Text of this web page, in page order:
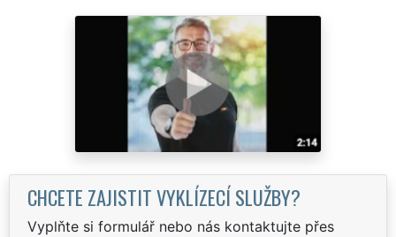
CHCETE ZAJISTIT VYKLÍZECÍ SLUŽBY?
Vyplňte si formulář nebo nás kontaktujte přes